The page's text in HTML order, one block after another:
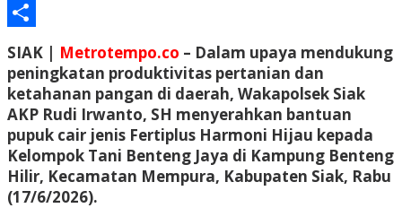
Email
Share
SIAK | Metrotempo.co – Dalam upaya mendukung
peningkatan produktivitas pertanian dan
ketahanan pangan di daerah, Wakapolsek Siak
AKP Rudi Irwanto, SH menyerahkan bantuan
pupuk cair jenis Fertiplus Harmoni Hijau kepada
Kelompok Tani Benteng Jaya di Kampung Benteng
Hilir, Kecamatan Mempura, Kabupaten Siak, Rabu
(17/6/2026).